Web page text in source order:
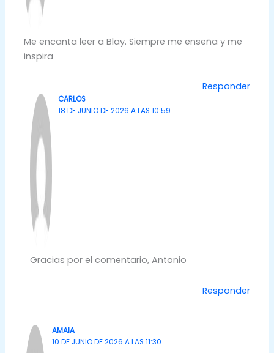
Me encanta leer a Blay. Siempre me enseña y me
inspira
Responder
CARLOS
18 DE JUNIO DE 2026 A LAS 10:59
Gracias por el comentario, Antonio
Responder
AMAIA
10 DE JUNIO DE 2026 A LAS 11:30